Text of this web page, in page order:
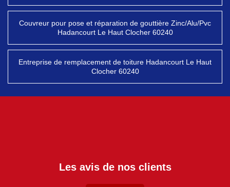
Couvreur pour pose et réparation de gouttière Zinc/Alu/Pvc
Hadancourt Le Haut Clocher 60240
Entreprise de remplacement de toiture Hadancourt Le Haut
Clocher 60240
Les avis de nos clients